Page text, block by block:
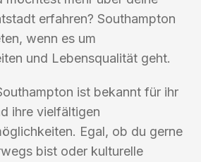
erfahren? Southampton
wenn es um
und Lebensqualität geht.
ist bekannt für ihr
ihre vielfältigen
Egal, ob du gerne
bist oder kulturelle